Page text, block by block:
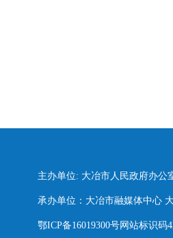
主办单位: 大冶市人民政府办公
承办单位：大冶市融媒体中心
鄂ICP备16019300号网站标识码